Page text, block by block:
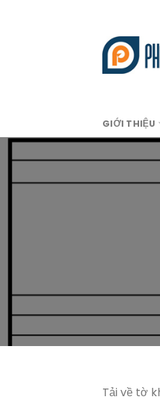
GIỚI THIỆU
Tải về tờ